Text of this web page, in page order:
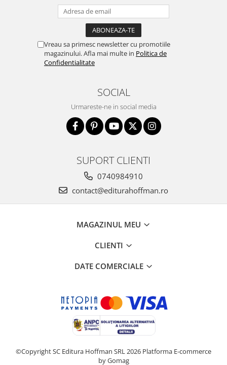
Vreau sa primesc newsletter cu promotiile
magazinului. Afla mai multe in Politica de
Confidentialitate
SOCIAL
Urmareste-ne in social media
SUPORT CLIENTI
0740984910
contact@editurahoffman.ro
MAGAZINUL MEU
CLIENTI
DATE COMERCIALE
©Copyright SC Editura Hoffman SRL 2026 Platforma E-commerce
by Gomag